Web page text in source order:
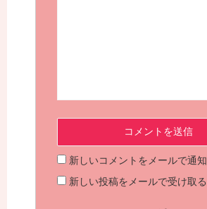
新しいコメントをメールで通知
新しい投稿をメールで受け取る